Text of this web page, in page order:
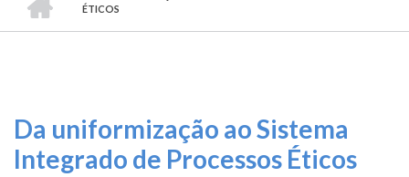
O
que
Informe-
se
TRILHA
DE
ÉTICOS
Da uniformização ao Sistema
Integrado de Processos Éticos